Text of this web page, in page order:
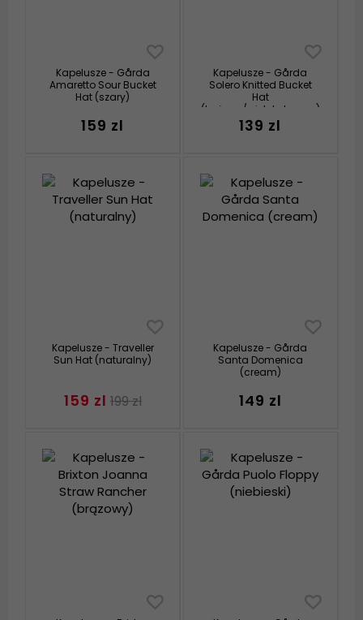
Kapelusze - Gårda
Amaretto Sour Bucket
Hat (szary)
159 zl
Kapelusze - Gårda
Solero Knitted Bucket
Hat
(beżowy/wielokolorowy)
139 zl
Kapelusze - Traveller
Sun Hat (naturalny)
159 zl 199 zl
Kapelusze - Gårda
Santa Domenica
(cream)
149 zl